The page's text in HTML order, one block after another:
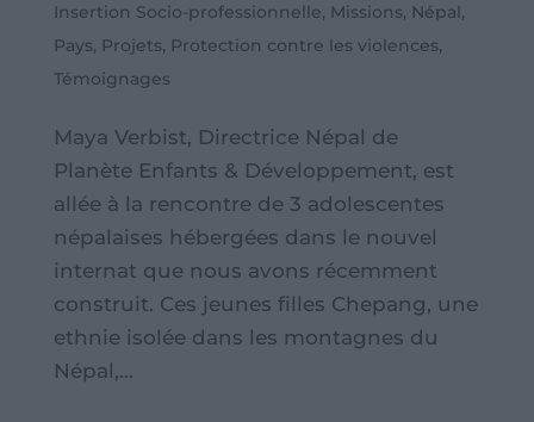
Insertion Socio-professionnelle, Missions, Népal,
Pays, Projets, Protection contre les violences,
Témoignages
Maya Verbist, Directrice Népal de
Planète Enfants & Développement, est
allée à la rencontre de 3 adolescentes
népalaises hébergées dans le nouvel
internat que nous avons récemment
construit. Ces jeunes filles Chepang, une
ethnie isolée dans les montagnes du
Népal,...